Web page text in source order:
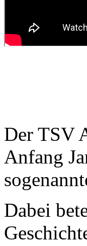
Der TSV
Anfang
Dabei